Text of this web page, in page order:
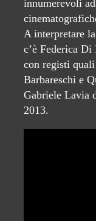
innumerevoli
A interpretare
c’è Federica
con registi
Barbareschi e
Gabriele Lavia
2013.